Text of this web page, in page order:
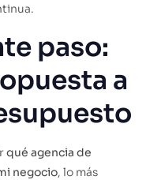
paso:
a
qué agencia de
negocio, lo más